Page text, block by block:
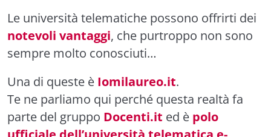
Le università telematiche possono offrirti dei
notevoli vantaggi, che purtroppo non sono
sempre molto conosciuti…
Una di queste è Iomilaureo.it.
Te ne parliamo qui perché questa realtà fa
parte del gruppo Docenti.it ed è polo